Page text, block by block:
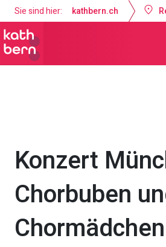
Sie sind hier: kathbern.ch
Konzert
Chorbuben
Chormädchen